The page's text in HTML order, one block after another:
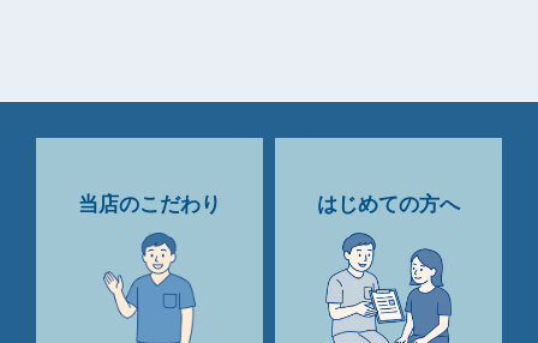
当店のこだわり はじめての方へ